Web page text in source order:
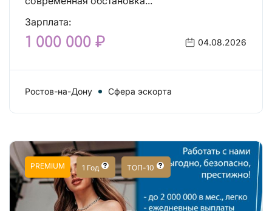
Зарплата:
1 000 000 ₽ 04.08.2026
Ростов-на-Дону Сфера эскорта
PREMIUM 1 Год ТОП-10